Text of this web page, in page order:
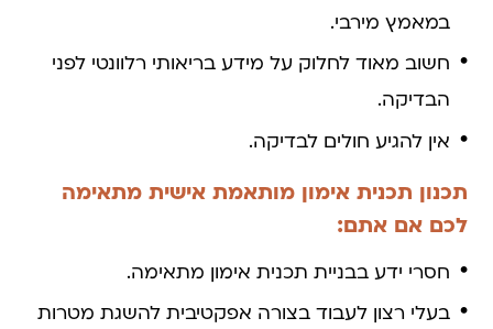
במאמץ מירבי.
חשוב מאוד לחלוק על מידע בריאותי רלוונטי לפני
הבדיקה.
אין להגיע חולים לבדיקה.
תכנון תכנית אימון מותאמת אישית מתאימה
לכם אם אתם:
חסרי ידע בבניית תכנית אימון מתאימה.
בעלי רצון לעבוד בצורה אפקטיבית להשגת מטרות